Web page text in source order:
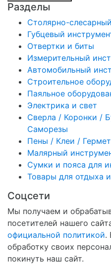
Разделы
Столярно-
Губцевый
Отвертки и биты
Измерительный
Автомобильный
Строительное
Паяльное
Электрика и свет
Сверла / Коронки /
Саморезы
Пены / Клеи /
Малярный
Сумки и пояса для
Товары для отдыха
Соцсети
Мы получаем и
посетителей нашего
официальной политикой.
обработку своих
покинуть наш сайт.